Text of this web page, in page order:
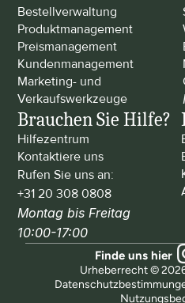
Bestellverwaltung
Produktmanagement
Preismanagement
Kundenmanagement
Marketing- und
Verkaufswerkzeuge
Brauchen Sie Hilfe?
Hilfezentrum
Kontaktiere uns
Rufen Sie uns an:
+31 20 308 0808
Montag bis Freitag
10:00-17:00
Urheberrecht ©
Finde uns hier